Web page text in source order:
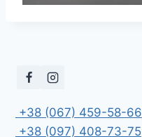
+38 (067) 459-58-66
+38 (097) 408-73-75